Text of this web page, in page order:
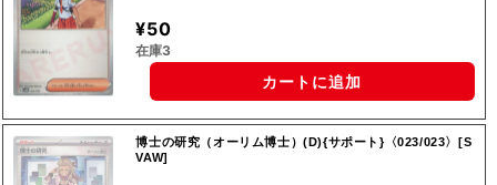
¥50
在庫3
カートに追加
博士の研究（オーリム博士）(D){サポート}〈023/023〉[S
VAW]